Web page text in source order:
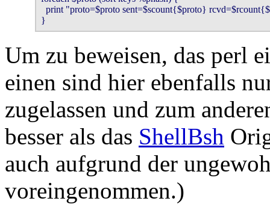
print "proto=$proto sent=$scount{$proto}
}
Um zu beweisen, das perl
einen sind hier ebenfalls
zugelassen und zum
besser als das ShellBsh
auch aufgrund der
voreingenommen.)